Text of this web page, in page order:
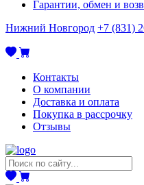
Гарантии, обмен и
Нижний Новгород +7 (831)
Контакты
О компании
Доставка и оплата
Покупка в рассрочку
Отзывы